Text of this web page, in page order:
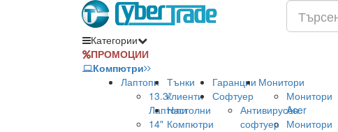
Категории
ПРОМОЦИИ
Компютри
Лаптопи
13.3"
Лаптопи
14"
Тънки
клиенти
Настолни
Компютри
Гаранции
Софтуер
Антивирусен
софтуер
Монитори
Монитори
Acer
Монитори